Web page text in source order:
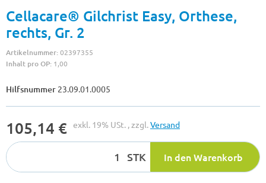
Cellacare® Gilchrist Easy, Orthese,
rechts, Gr. 2
Artikelnummer:02397355
Inhalt pro OP: 1,00
Hilfsnummer 23.09.01.0005
105,14 € exkl. 19% USt. , zzgl.Versand
STK In den Warenkorb